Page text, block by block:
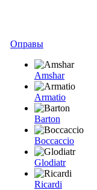
Оправы
Amshar
Armatio
Barton
Boccaccio
Glodiatr
Ricardi